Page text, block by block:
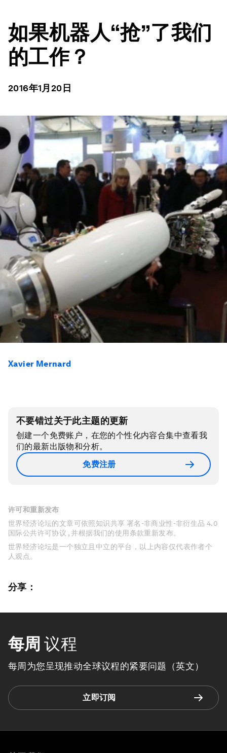
如果机器人“抢”了我们
的工作？
2016年1月20日
Xavier Mernard
不要错过关于此主题的更新
创建一个免费账户，在您的个性化内容合集中查看我
们的最新出版物和分析。
免费注册
许可和重新发布
世界经济论坛的文章可依照知识共享 署名-非商业性-非衍生品 4.0
国际公共许可协议 , 并根据我们的使用条款重新发布。
世界经济论坛是一个独立且中立的平台，以上内容仅代表作者个
人观点。
分享：
每周 议程
每周为您呈现推动全球议程的紧要问题（英文）
立即订阅